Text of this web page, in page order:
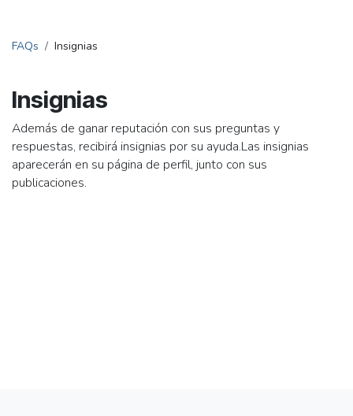
FAQs Insignias
Insignias
Además de ganar reputación con sus preguntas y
respuestas, recibirá insignias por su ayuda.Las insignias
aparecerán en su página de perfil, junto con sus
publicaciones.